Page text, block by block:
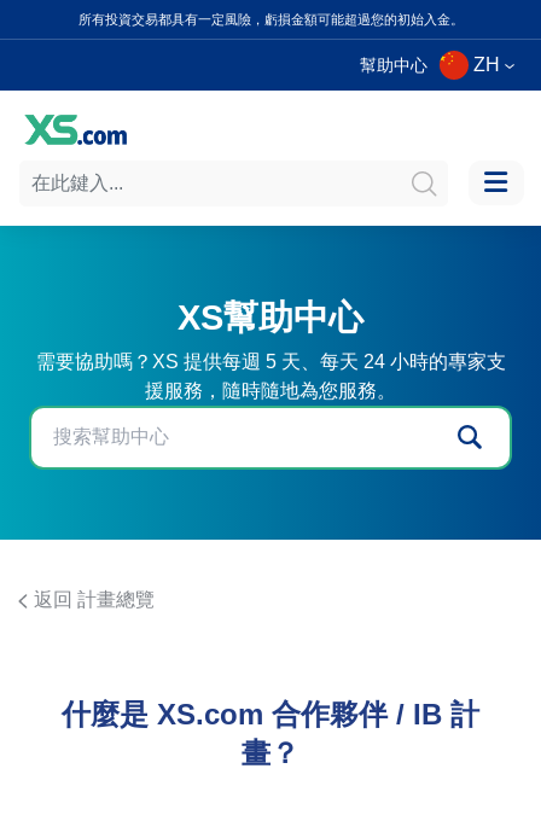
所有投資交易都具有一定風險，虧損金額可能超過您的初始入金。
幫助中心 ZH
XS幫助中心
需要協助嗎？XS 提供每週 5 天、每天 24 小時的專家支
援服務，隨時隨地為您服務。
返回 計畫總覽
什麼是 XS.com 合作夥伴 / IB 計
畫？